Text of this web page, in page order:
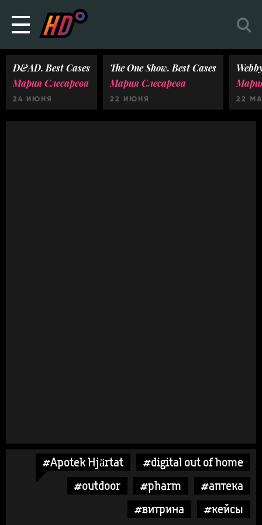
D&AD. Best Cases
Мария Слесарева
24 ИЮНЯ
The One Show. Best Cases
Мария Слесарева
22 ИЮНЯ 22
#Apotek Hjärtat
#digital out of home
#outdoor
#pharm
#аптека
#витрина
#кейсы